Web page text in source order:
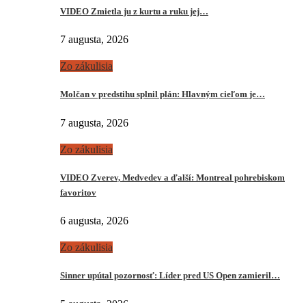
VIDEO Zmietla ju z kurtu a ruku jej…
7 augusta, 2026
Zo zákulisia
Molčan v predstihu splnil plán: Hlavným cieľom je…
7 augusta, 2026
Zo zákulisia
VIDEO Zverev, Medvedev a ďalší: Montreal pohrebiskom
favoritov
6 augusta, 2026
Zo zákulisia
Sinner upútal pozornosť: Líder pred US Open zamieril…